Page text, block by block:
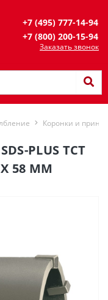
+7 (495) 777-14-94
+7 (800) 200-15-94
Заказать звонок
Коронки и
PLUS TCT
X 58 ММ